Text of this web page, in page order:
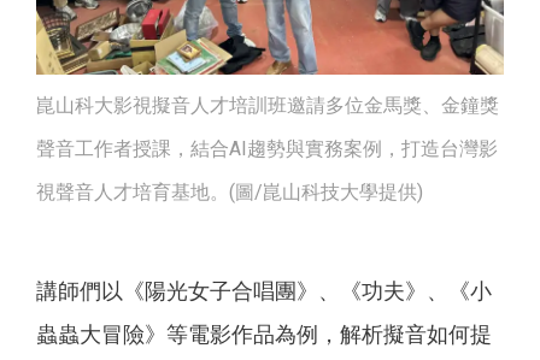
崑山科大影視擬音人才培訓班邀請多位金馬獎、金鐘獎
聲音工作者授課，結合AI趨勢與實務案例，打造台灣影
視聲音人才培育基地。(圖/崑山科技大學提供)
講師們以《陽光女子合唱團》、《功夫》、《小
蟲蟲大冒險》等電影作品為例，解析擬音如何提